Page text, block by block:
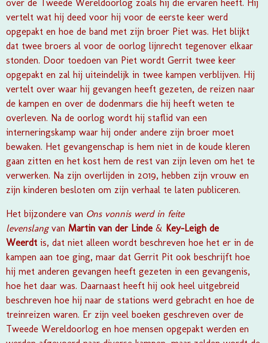
over de Tweede Wereldoorlog zoals hij die ervaren heeft. Hij
vertelt wat hij deed voor hij voor de eerste keer werd
opgepakt en hoe de band met zijn broer Piet was. Het blijkt
dat twee broers al voor de oorlog lijnrecht tegenover elkaar
stonden. Door toedoen van Piet wordt Gerrit twee keer
opgepakt en zal hij uiteindelijk in twee kampen verblijven. Hij
vertelt over waar hij gevangen heeft gezeten, de reizen naar
de kampen en over de dodenmars die hij heeft weten te
overleven. Na de oorlog wordt hij staflid van een
interneringskamp waar hij onder andere zijn broer moet
bewaken. Het gevangenschap is hem niet in de koude kleren
gaan zitten en het kost hem de rest van zijn leven om het te
verwerken. Na zijn overlijden in 2019, hebben zijn vrouw en
zijn kinderen besloten om zijn verhaal te laten publiceren.
Het bijzondere van Ons vonnis werd in feite
levenslangvan Martin van der Linde & Key-Leigh de
Weerdt is, dat niet alleen wordt beschreven hoe het er in de
kampen aan toe ging, maar dat Gerrit Pit ook beschrijft hoe
hij met anderen gevangen heeft gezeten in een gevangenis,
hoe het daar was. Daarnaast heeft hij ook heel uitgebreid
beschreven hoe hij naar de stations werd gebracht en hoe de
treinreizen waren. Er zijn veel boeken geschreven over de
Tweede Wereldoorlog en hoe mensen opgepakt werden en